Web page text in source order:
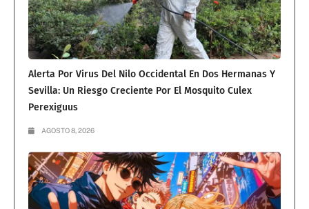
Alerta Por Virus Del Nilo Occidental En Dos Hermanas Y
Sevilla: Un Riesgo Creciente Por El Mosquito Culex
Perexiguus
AGOSTO 8, 2026